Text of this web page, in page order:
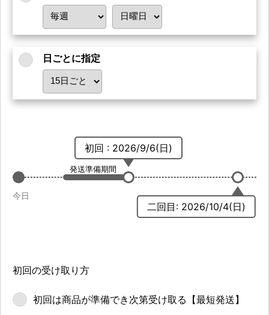
日ごとに指定
発送準備期間
初回 : 2026/9/6(日)
二回目: 2026/10/4(日)
今日
初回の受け取り方
初回は商品が準備でき次第受け取る 【最短発送】